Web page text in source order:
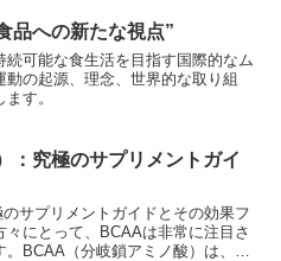
品への新たな視点”
可能な食生活を目指す国際的なム
の起源、理念、世界的な取り組
す。
：究極のサプリメントガイ
サプリメントガイドとその効果フ
にとって、BCAAは非常に注目さ
BCAA（分岐鎖アミノ酸）は、バ